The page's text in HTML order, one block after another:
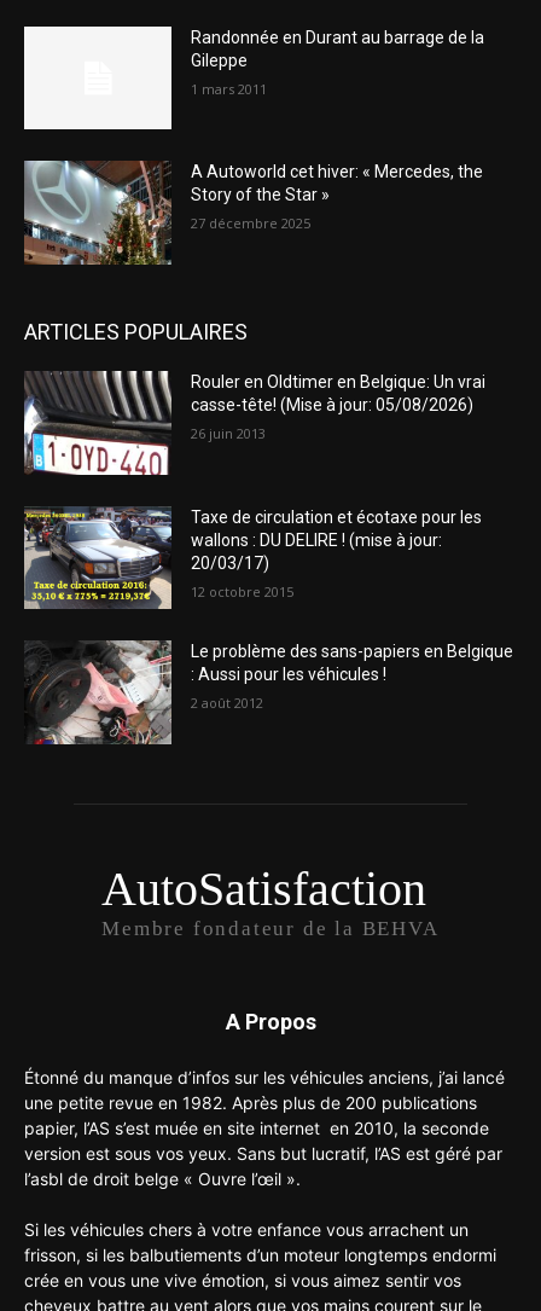
Randonnée en Durant au barrage de la
Gileppe
1 mars 2011
A Autoworld cet hiver: « Mercedes, the
Story of the Star »
27 décembre 2025
ARTICLES POPULAIRES
Rouler en Oldtimer en Belgique: Un vrai
casse-tête! (Mise à jour: 05/08/2026)
26 juin 2013
Taxe de circulation et écotaxe pour les
wallons : DU DELIRE ! (mise à jour:
20/03/17)
12 octobre 2015
Le problème des sans-papiers en Belgique
: Aussi pour les véhicules !
2 août 2012
AutoSatisfaction
Membre fondateur de la BEHVA
A Propos
Étonné du manque d’infos sur les véhicules anciens, j’ai lancé
une petite revue en 1982. Après plus de 200 publications
papier, l’AS s’est muée en site internet en 2010, la seconde
version est sous vos yeux. Sans but lucratif, l’AS est géré par
l’asbl de droit belge « Ouvre l’œil ».
Si les véhicules chers à votre enfance vous arrachent un
frisson, si les balbutiements d’un moteur longtemps endormi
crée en vous une vive émotion, si vous aimez sentir vos
cheveux battre au vent alors que vos mains courent sur le